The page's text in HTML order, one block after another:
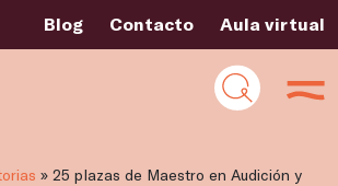
Blog Contacto Aula virtual
» 25 plazas de Maestro en Audición y